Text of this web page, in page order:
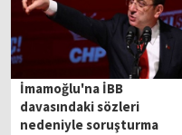
İmamoğlu'na İBB
davasındaki sözleri
nedeniyle soruşturma